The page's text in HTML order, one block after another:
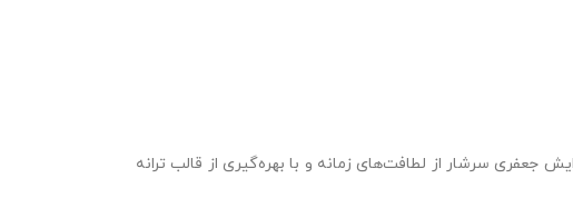
سرشار از لطافت‌های زمانه و با بهره‌گیری از قالب ترانه